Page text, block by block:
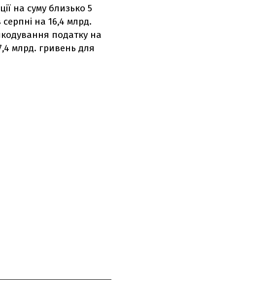
на суму близько 5
серпні на 16,4 млрд.
податку на
млрд. гривень для